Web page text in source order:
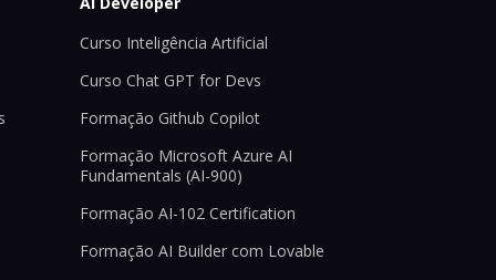
Curso Inteligência Artificial
Curso Chat GPT for Devs
Formação Github Copilot
Formação Microsoft Azure AI
Fundamentals (AI-900)
Formação AI-102 Certification
Formação AI Builder com Lovable